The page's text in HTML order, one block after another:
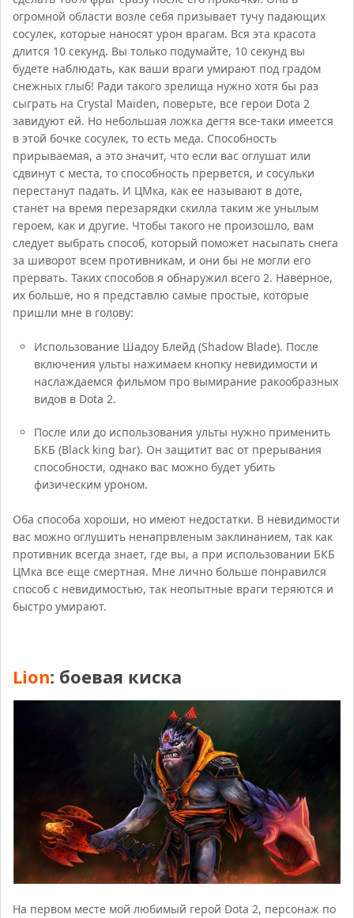
огромной области возле себя призывает тучу падающих
сосулек, которые наносят урон врагам. Вся эта красота
длится 10 секунд. Вы только подумайте, 10 секунд вы
будете наблюдать, как ваши враги умирают под градом
снежных глыб! Ради такого зрелища нужно хотя бы раз
сыграть на Crystal Maiden, поверьте, все герои Dota 2
завидуют ей. Но небольшая ложка дегтя все-таки имеется
в этой бочке сосулек, то есть меда. Способность
прирываемая, а это значит, что если вас оглушат или
сдвинут с места, то способность прервется, и сосульки
перестанут падать. И ЦМка, как ее называют в доте,
станет на время перезарядки скилла таким же унылым
героем, как и другие. Чтобы такого не произошло, вам
следует выбрать способ, который поможет насыпать снега
за шиворот всем противникам, и они бы не могли его
прервать. Таких способов я обнаружил всего 2. Наверное,
их больше, но я представлю самые простые, которые
пришли мне в голову:
Использование Шадоу Блейд (Shadow Blade). После
включения ульты нажимаем кнопку невидимости и
наслаждаемся фильмом про вымирание ракообразных
видов в Dota 2.
После или до использования ульты нужно применить
БКБ (Black king bar). Он защитит вас от прерывания
способности, однако вас можно будет убить
физическим уроном.
Оба способа хороши, но имеют недостатки. В невидимости
вас можно оглушить ненапрвленым заклинанием, так как
противник всегда знает, где вы, а при использовании БКБ
ЦМка все еще смертная. Мне лично больше понравился
способ с невидимостью, так неопытные враги теряются и
быстро умирают.
Lion: боевая киска
На первом месте мой любимый герой Dota 2, персонаж по